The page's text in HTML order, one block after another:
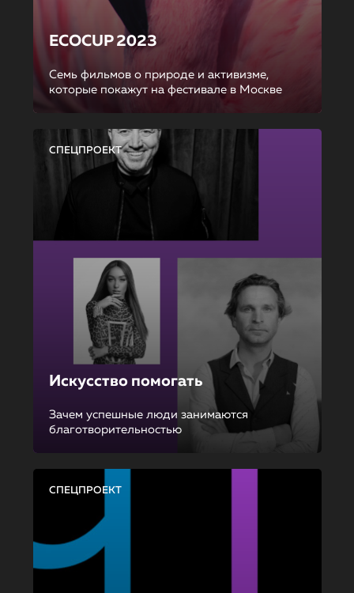
ECOCUP 2023
Семь фильмов о природе и активизме,
которые покажут на фестивале в Москве
СПЕЦПРОЕКТ
Искусство помогать
Зачем успешные люди занимаются
благотворительностью
СПЕЦПРОЕКТ